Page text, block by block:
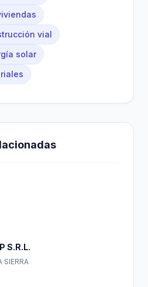
vial
solar
S.R.L.
SIERRA